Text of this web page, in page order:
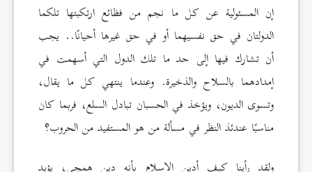
إن المسئولية عن كل ما نجم من فظائع ارتكبتها تلكما
الدولتان في حق نفسيهما أو في حق غيرها أحيانًا.. يجب
أن تشارك فيها إلى حد ما تلك الدول التي أسهمت في
إمدادهما بالسلاح والذخيرة. وعندما ينتهي كل ما يقال،
وتسوى الديون، ويؤخذ في الحسبان تبادل السلع، فربما كان
مناسبًا عندئذ النظر في مسألة من هو المستفيد من الحروب؟